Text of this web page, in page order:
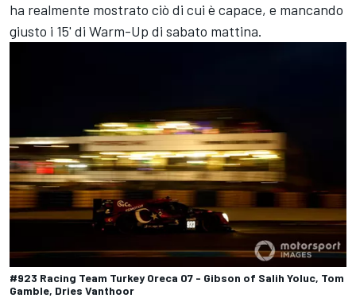
ha realmente mostrato ciò di cui è capace, e mancando
giusto i 15' di Warm-Up di sabato mattina.
#923 Racing Team Turkey Oreca 07 - Gibson of Salih Yoluc, Tom
Gamble, Dries Vanthoor